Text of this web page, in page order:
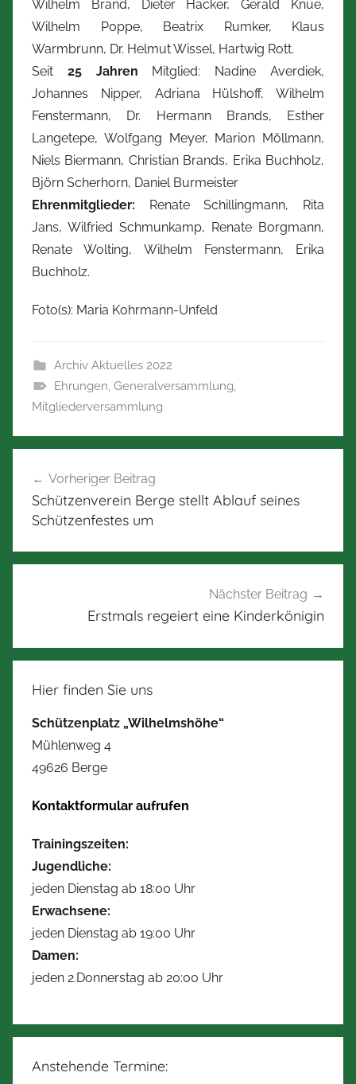
Wilhelm Brand, Dieter Hacker, Gerald Knue,
Wilhelm Poppe, Beatrix Rumker, Klaus
Warmbrunn, Dr. Helmut Wissel, Hartwig Rott.
Seit 25 Jahren Mitglied: Nadine Averdiek,
Johannes Nipper, Adriana Hülshoff, Wilhelm
Fenstermann, Dr. Hermann Brands, Esther
Langetepe, Wolfgang Meyer, Marion Möllmann,
Niels Biermann, Christian Brands, Erika Buchholz,
Björn Scherhorn, Daniel Burmeister
Ehrenmitglieder: Renate Schillingmann, Rita
Jans, Wilfried Schmunkamp, Renate Borgmann,
Renate Wolting, Wilhelm Fenstermann, Erika
Buchholz.
Foto(s): Maria Kohrmann-Unfeld
Archiv Aktuelles 2022
Ehrungen Generalversammlung
Mitgliederversammlung
Vorheriger Beitrag
Schützenverein Berge stellt Ablauf seines
Schützenfestes um
Nächster Beitrag
Erstmals regeiert eine Kinderkönigin
Hier finden Sie uns
Schützenplatz „Wilhelmshöhe“
Mühlenweg 4
49626 Berge
Kontaktformular aufrufen
Trainingszeiten:
Jugendliche:
jeden Dienstag ab 18:00 Uhr
Erwachsene:
jeden Dienstag ab 19:00 Uhr
Damen:
jeden 2.Donnerstag ab 20:00 Uhr
Anstehende Termine: